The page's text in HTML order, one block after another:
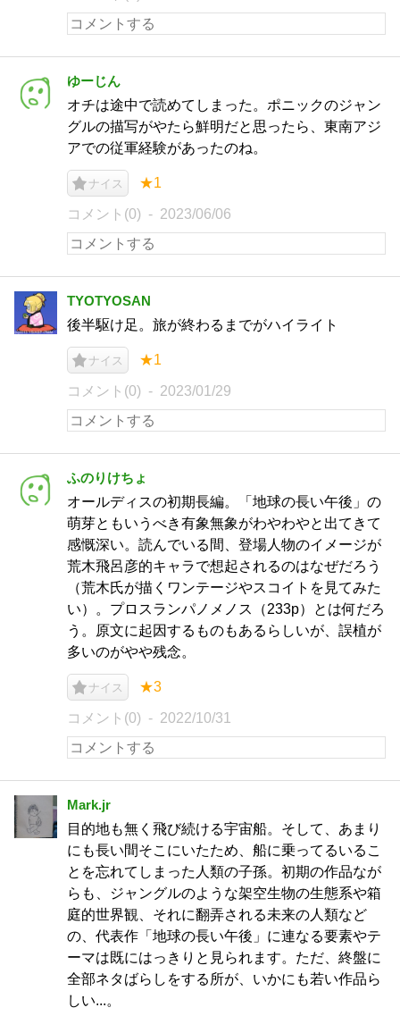
ゆーじん
オチは途中で読めてしまった。ポニックのジャン
グルの描写がやたら鮮明だと思ったら、東南アジ
アでの従軍経験があったのね。
ナイス ★1
コメント(0) 2023/06/06
TYOTYOSAN
後半駆け足。旅が終わるまでがハイライト
ナイス ★1
コメント(0) 2023/01/29
ふのりけちょ
オールディスの初期長編。「地球の長い午後」の
萌芽ともいうべき有象無象がわやわやと出てきて
感慨深い。読んでいる間、登場人物のイメージが
荒木飛呂彦的キャラで想起されるのはなぜだろう
（荒木氏が描くワンテージやスコイトを見てみた
い）。プロスランパノメノス（233p）とは何だろ
う。原文に起因するものもあるらしいが、誤植が
多いのがやや残念。
ナイス ★3
コメント(0) 2022/10/31
Mark.jr
目的地も無く飛び続ける宇宙船。そして、あまり
にも長い間そこにいたため、船に乗ってるいるこ
とを忘れてしまった人類の子孫。初期の作品なが
らも、ジャングルのような架空生物の生態系や箱
庭的世界観、それに翻弄される未来の人類など
の、代表作「地球の長い午後」に連なる要素やテ
ーマは既にはっきりと見られます。ただ、終盤に
全部ネタばらしをする所が、いかにも若い作品ら
しい...。